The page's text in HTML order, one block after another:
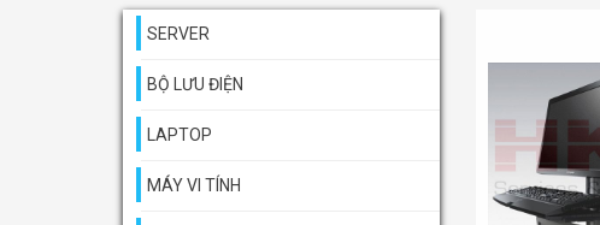
SERVER
BỘ LƯU ĐIỆN
LAPTOP
MÁY VI TÍNH